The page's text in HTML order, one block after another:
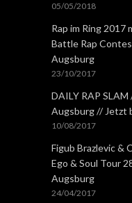
05/05/2018
Rap im Ring 2017
Battle Rap
Augsburg
23/10/2017
DAILY RAP
Augsburg // Jetzt
10/08/2017
Figub Brazlevic &
Ego & Soul Tour
Augsburg
24/04/2017